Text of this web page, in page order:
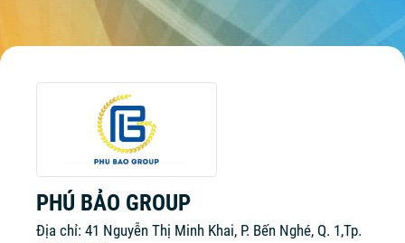
PHÚ BẢO GROUP
Địa chỉ: 41 Nguyễn Thị Minh Khai, P. Bến Nghé, Q. 1,Tp.